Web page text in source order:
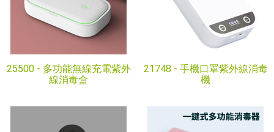
25500 - 多功能無線充電紫外
線消毒盒
21748 - 手機口罩紫外線消毒
機